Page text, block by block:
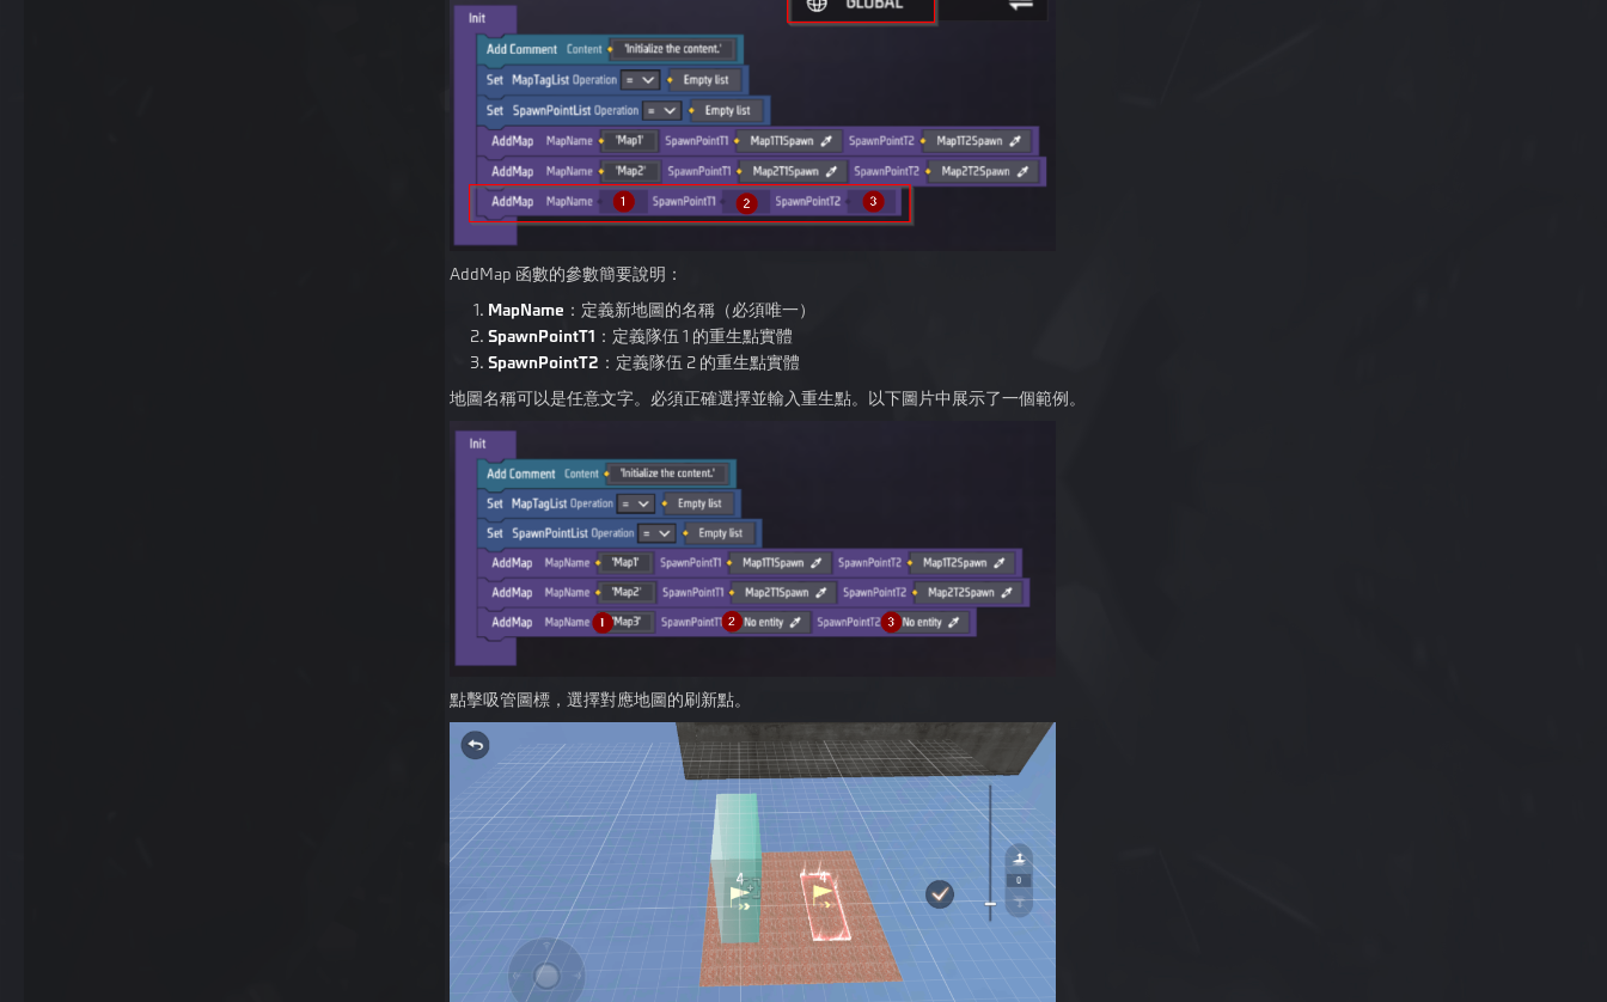
AddMap 函數的參數簡要說明：
MapName ：定義新地圖的名稱（必須唯一）
SpawnPointT1 ：定義隊伍 1 的重生點實體
SpawnPointT2 ：定義隊伍 2 的重生點實體
地圖名稱可以是任意文字。必須正確選擇並輸入重生點。以下圖片中展示了一個範例。
點擊吸管圖標，選擇對應地圖的刷新點。